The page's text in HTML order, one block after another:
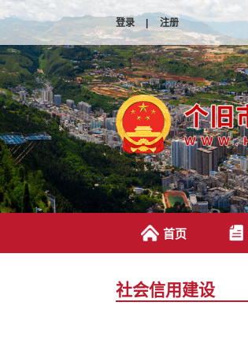
登录 | 注册
首页
社会信用建设